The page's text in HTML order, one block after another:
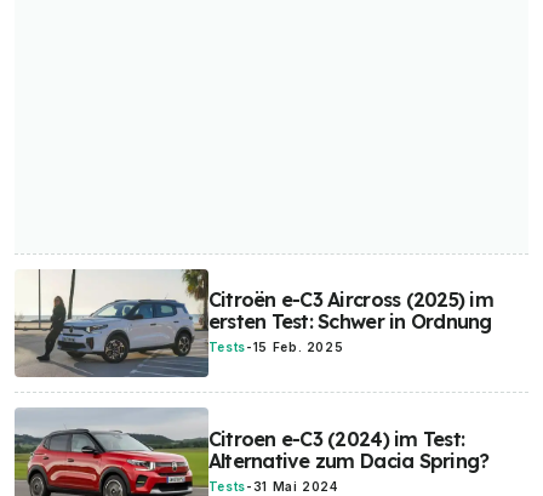
Citroën e-C3 Aircross (2025) im
ersten Test: Schwer in Ordnung
Tests-15 Feb. 2025
Citroen e-C3 (2024) im Test:
Alternative zum Dacia Spring?
Tests-31 Mai 2024